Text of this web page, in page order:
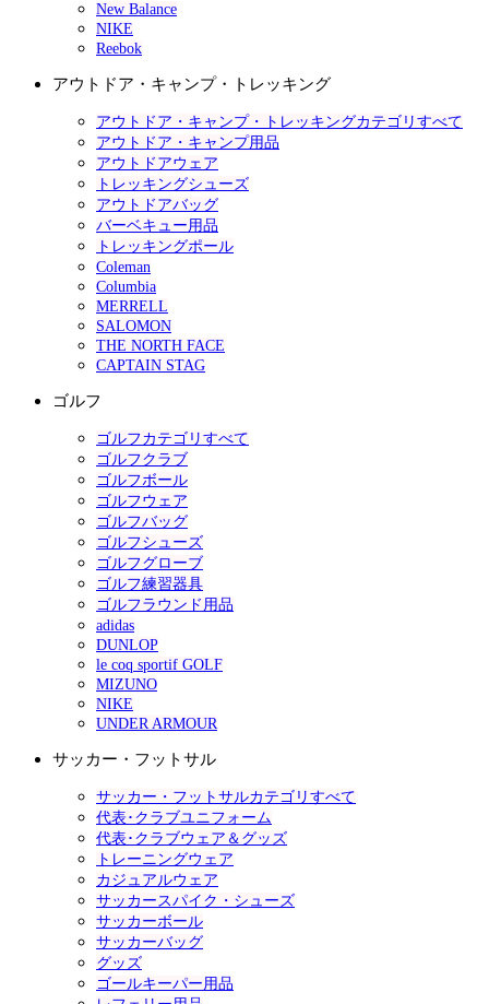
New Balance
NIKE
Reebok
アウトドア・キャンプ・トレッキング
アウトドア・キャンプ・トレッキングカテゴリすべて
アウトドア・キャンプ用品
アウトドアウェア
トレッキングシューズ
アウトドアバッグ
バーベキュー用品
トレッキングポール
Coleman
Columbia
MERRELL
SALOMON
THE NORTH FACE
CAPTAIN STAG
ゴルフ
ゴルフカテゴリすべて
ゴルフクラブ
ゴルフボール
ゴルフウェア
ゴルフバッグ
ゴルフシューズ
ゴルフグローブ
ゴルフ練習器具
ゴルフラウンド用品
adidas
DUNLOP
le coq sportif GOLF
MIZUNO
NIKE
UNDER ARMOUR
サッカー・フットサル
サッカー・フットサルカテゴリすべて
代表･クラブユニフォーム
代表･クラブウェア＆グッズ
トレーニングウェア
カジュアルウェア
サッカースパイク・シューズ
サッカーボール
サッカーバッグ
グッズ
ゴールキーパー用品